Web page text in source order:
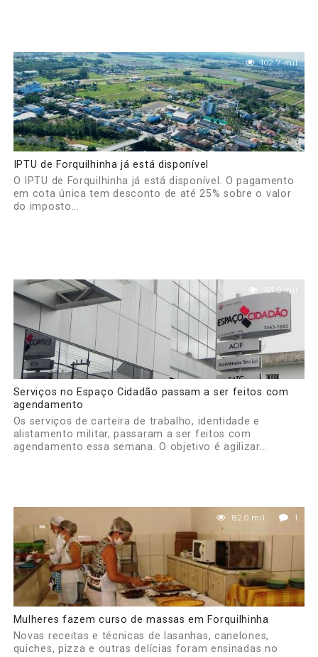
102.7 mil
IPTU de Forquilhinha já está disponível
O IPTU de Forquilhinha já está disponível. O pagamento
em cota única tem desconto de até 25% sobre o valor
do imposto...
101.0 mil
Serviços no Espaço Cidadão passam a ser feitos com
agendamento
Os serviços de carteira de trabalho, identidade e
alistamento militar, passaram a ser feitos com
agendamento essa semana. O objetivo é agilizar...
82.0 mil 1
Mulheres fazem curso de massas em Forquilhinha
Novas receitas e técnicas de lasanhas, canelones,
quiches, pizza e outras delícias foram ensinadas no